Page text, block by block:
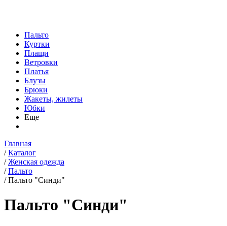
Пальто
Куртки
Плащи
Ветровки
Платья
Блузы
Брюки
Жакеты, жилеты
Юбки
Еще
Главная
/ Каталог
/ Женская одежда
/ Пальто
/ Пальто "Синди"
Пальто "Синди"